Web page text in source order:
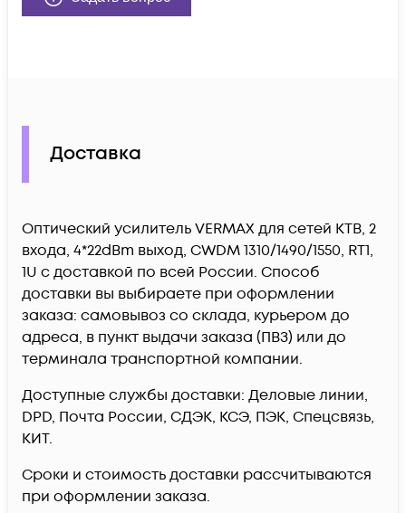
Доставка
Оптический усилитель VERMAX для сетей КТВ, 2
входа, 4*22dBm выход, CWDM 1310/1490/1550, RT1,
1U c доставкой по всей России. Способ
доставки вы выбираете при оформлении
заказа: самовывоз со склада, курьером до
адреса, в пункт выдачи заказа (ПВЗ) или до
терминала транспортной компании.
Доступные службы доставки: Деловые линии,
DPD, Почта России, СДЭК, КСЭ, ПЭК, Спецсвязь,
КИТ.
Сроки и стоимость доставки рассчитываются
при оформлении заказа.